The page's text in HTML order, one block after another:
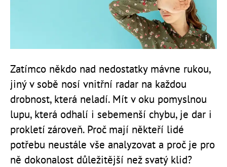
Zatímco někdo nad nedostatky mávne rukou,
jiný v sobě nosí vnitřní radar na každou
drobnost, která neladí. Mít v oku pomyslnou
lupu, která odhalí i sebemenší chybu, je dar i
prokletí zároveň. Proč mají někteří lidé
potřebu neustále vše analyzovat a proč je pro
ně dokonalost důležitější než svatý klid?